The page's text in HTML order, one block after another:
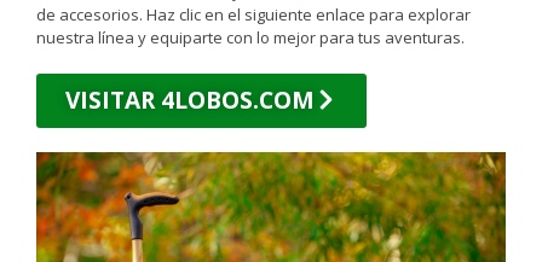
de accesorios. Haz clic en el siguiente enlace para explorar
nuestra línea y equiparte con lo mejor para tus aventuras.
VISITAR 4LOBOS.COM